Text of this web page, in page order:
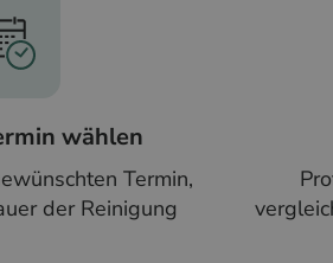
wählen
Termin,
der Reinigung